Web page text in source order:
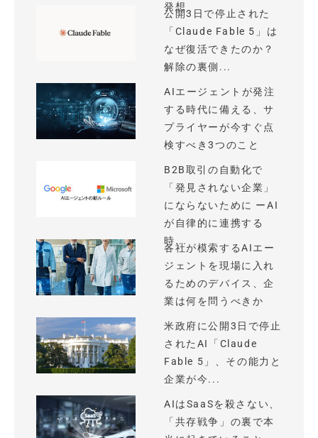
発想
公開3日で停止された
「Claude Fable 5」は
なぜ復活できたのか？
解除の裏側...
AIエージェントが発注
する時代に備える、サ
プライヤーが今すぐ点
検すべき3つのこと
B2B取引の自動化で
「発見されない企業」
にならないために ーAI
が自律的に連携する
時...
各社が模索するAIエー
ジェントを現場に入れ
るためのデバイス、企
業は何を問うべきか
米政府に公開3日で停止
されたAI「Claude
Fable 5」、その能力と
企業が今...
AIはSaaSを殺さない、
「共存戦争」の裏で本